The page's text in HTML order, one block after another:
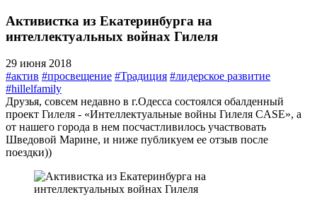
Активистка из Екатеринбурга на
интеллектуальных войнах Гилеля
29 июня 2018
#актив #просвещение #Традиция #лидерское развитие
#hillelfamily
Друзья, совсем недавно в г.Одесса состоялся обалденный
проект Гилеля - «Интеллектуальные войны Гилеля CASE», а
от нашего города в нем посчастливилось участвовать
Шведовой Марине, и ниже публикуем ее отзыв после
поездки))